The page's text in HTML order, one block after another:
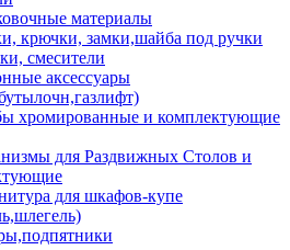
материалы
крючки, замки,шайба под ручки
смесители
аксессуары
хромированные и комплектующие
для Раздвижных Столов и
для шкафов-купе